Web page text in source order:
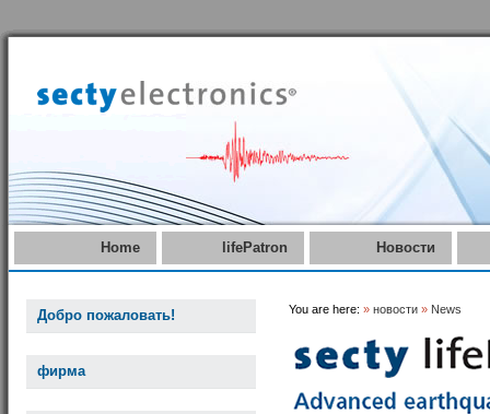
Home lifePatron Новости
Добро пожаловать!
фирма
You are here: » новости » News